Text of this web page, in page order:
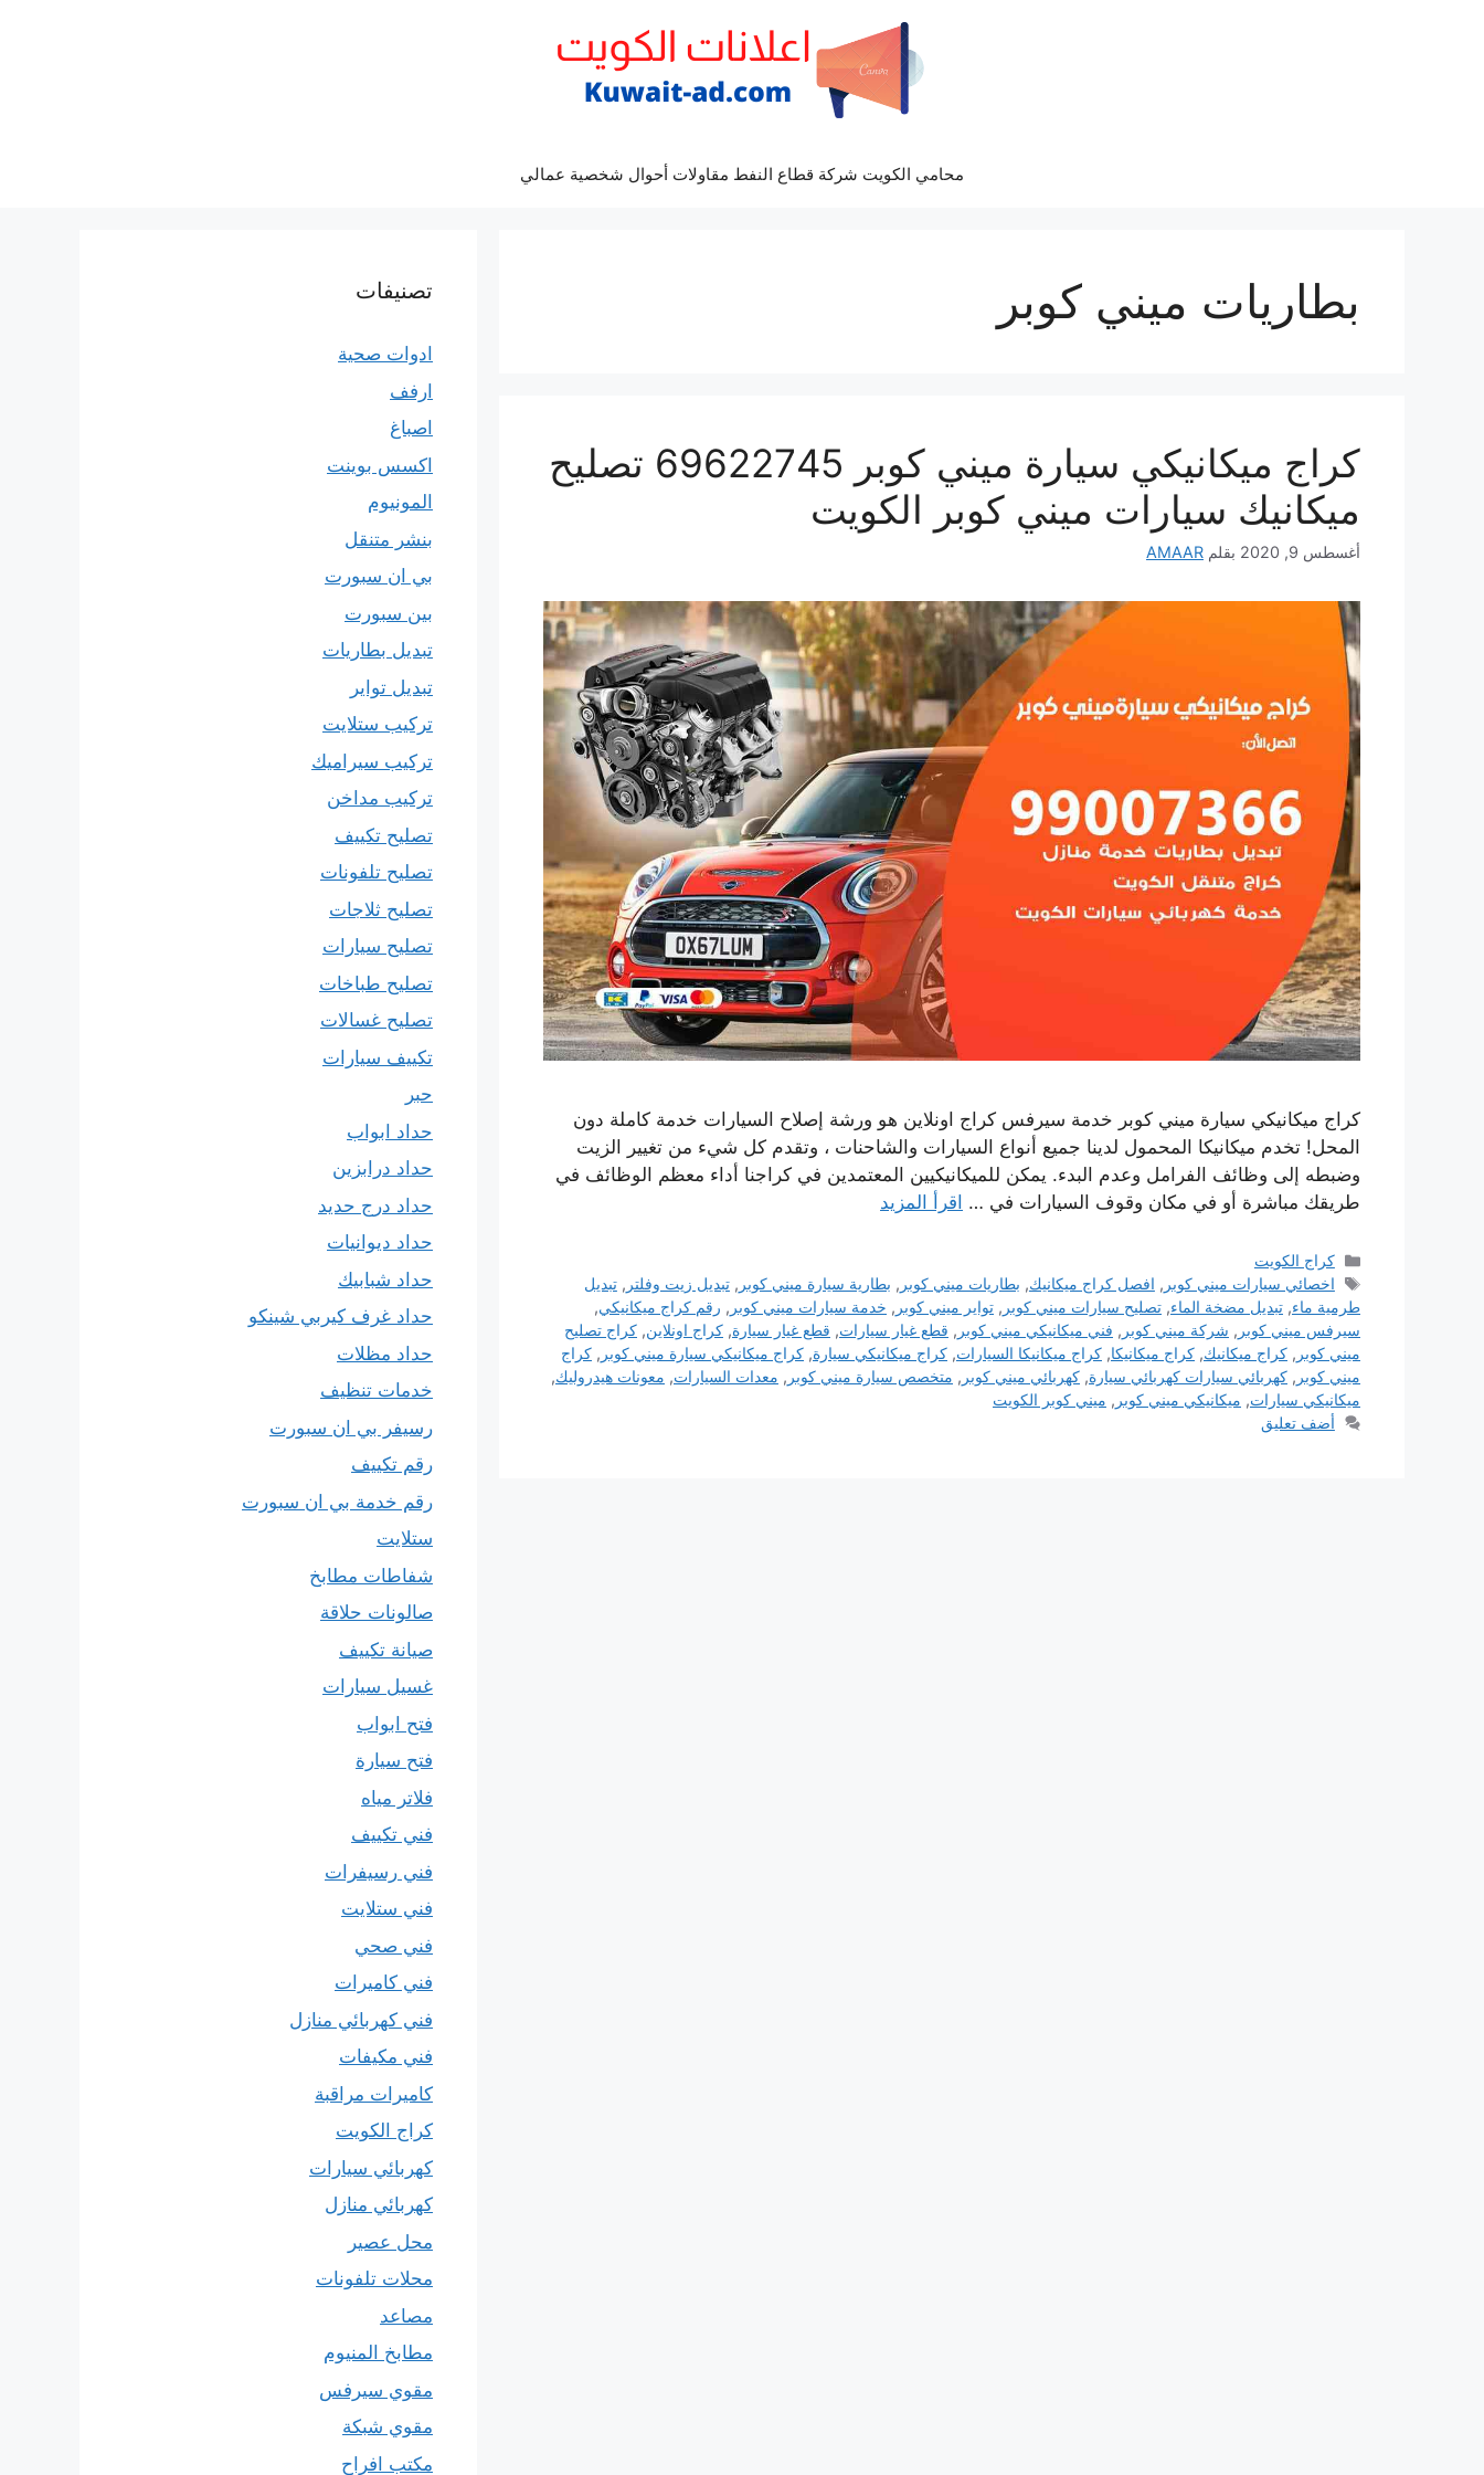
محامي الكويت شركة قطاع النفط مقاولات أحوال شخصية عمالي
بطاريات ميني كوبر
كراج ميكانيكي سيارة ميني كوبر 69622745 تصليح
ميكانيك سيارات ميني كوبر الكويت
أغسطس 9, 2020 بقلم AMAAR
كراج ميكانيكي سيارة ميني كوبر خدمة سيرفس كراج اونلاين هو ورشة إصلاح السيارات خدمة كاملة دون
المحل! تخدم ميكانيكا المحمول لدينا جميع أنواع السيارات والشاحنات ، وتقدم كل شيء من تغيير الزيت
وضبطه إلى وظائف الفرامل وعدم البدء. يمكن للميكانيكيين المعتمدين في كراجنا أداء معظم الوظائف في
طريقك مباشرة أو في مكان وقوف السيارات في … اقرأ المزيد
التصنيفات
كراج الكويت
الوسوم
اخصائي سيارات ميني كوبر , افصل كراج ميكانيك, بطاريات ميني كوبر , بطارية سيارة ميني كوبر ,تبديل زيت وفلتر ,تبديل
طرمية ماء, تبديل مضخة الماء, تصليح سيارات ميني كوبر , تواير ميني كوبر , خدمة سيارات ميني كوبر , رقم كراج ميكانيكي,
سيرفس ميني كوبر , شركة ميني كوبر , فني ميكانيكي ميني كوبر , قطع غيار سيارات, قطع غيار سيارة, كراج اونلاين, كراج تصليح
ميني كوبر , كراج ميكانيك, كراج ميكانيكا, كراج ميكانيكا السيارات, كراج ميكانيكي سيارة, كراج ميكانيكي سيارة ميني كوبر , كراج
ميني كوبر , كهربائي سيارات كهربائي سيارة, كهربائي ميني كوبر , متخصص سيارة ميني كوبر , معدات السيارات, معونات هيدروليك,
ميكانيكي سيارات, ميكانيكي ميني كوبر , ميني كوبر الكويت
أضف تعليق
تصنيفات
ادوات صحية
ارفف
اصباغ
اكسس بوينت
المونيوم
بنشر متنقل
بي ان سبورت
بين سبورت
تبديل بطاريات
تبديل تواير
تركيب ستلايت
تركيب سيراميك
تركيب مداخن
تصليح تكييف
تصليح تلفونات
تصليح ثلاجات
تصليح سيارات
تصليح طباخات
تصليح غسالات
تكييف سيارات
حبر
حداد ابواب
حداد درابزين
حداد درج حديد
حداد ديوانيات
حداد شبابيك
حداد غرف كيربي شينكو
حداد مظلات
خدمات تنظيف
رسيفر بي ان سبورت
رقم تكييف
رقم خدمة بي ان سبورت
ستلايت
شفاطات مطابخ
صالونات حلاقة
صيانة تكييف
غسيل سيارات
فتح ابواب
فتح سيارة
فلاتر مياه
فني تكييف
فني رسيفرات
فني ستلايت
فني صحي
فني كاميرات
فني كهربائي منازل
فني مكيفات
كاميرات مراقبة
كراج الكويت
كهربائي سيارات
كهربائي منازل
محل عصير
محلات تلفونات
مصاعد
مطابخ المنيوم
مقوي سيرفس
مقوي شبكة
مكتب افراح